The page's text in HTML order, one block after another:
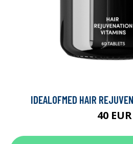
IDEALOFMED HAIR
40 EUR